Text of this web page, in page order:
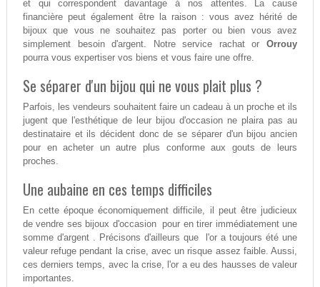
et qui correspondent davantage à nos attentes. La cause
financière peut également être la raison : vous avez hérité de
bijoux que vous ne souhaitez pas porter ou bien vous avez
simplement besoin d'argent. Notre service rachat orOrrouy
pourra vous expertiser vos biens et vous faire une offre.
Se séparer d'un bijou qui ne vous plait plus ?
Parfois, les vendeurs souhaitent faire un cadeau à un proche et ils
jugent que l'esthétique de leur bijou d'occasion ne plaira pas au
destinataire et ils décident donc de se séparer d'un bijou ancien
pour en acheter un autre plus conforme aux gouts de leurs
proches.
Une aubaine en ces temps difficiles
En cette époque économiquement difficile, il peut être judicieux
de vendre ses bijoux d'occasion pour en tirer immédiatement une
somme d'argent . Précisons d'ailleurs que l'or a toujours été une
valeur refuge pendant la crise, avec un risque assez faible. Aussi,
ces derniers temps, avec la crise, l'or a eu des hausses de valeur
importantes.